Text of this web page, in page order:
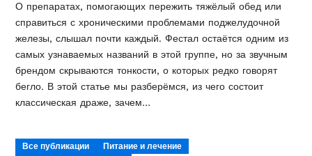
О препаратах, помогающих пережить тяжёлый обед или
справиться с хроническими проблемами поджелудочной
железы, слышал почти каждый. Фестал остаётся одним из
самых узнаваемых названий в этой группе, но за звучным
брендом скрываются тонкости, о которых редко говорят
бегло. В этой статье мы разберёмся, из чего состоит
классическая драже, зачем…
Все публикации
Питание и лечение